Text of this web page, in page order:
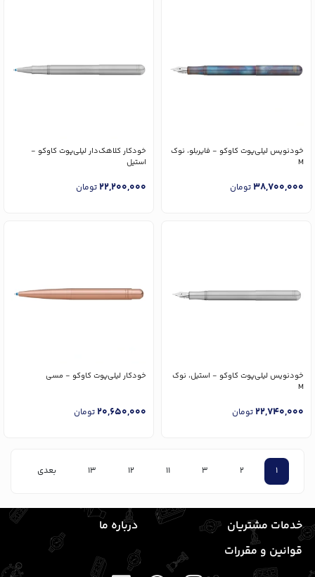
خودنویس لیلی‌پوت کاوکو - فایربلو، نوک
M
38,700,000تومان
خودکار کلاهک‌دار لیلی‌پوت کاوکو -
استیل
22,200,000تومان
خودنویس لیلی‌پوت کاوکو - استیل، نوک
M
22,740,000تومان
خودکار لیلی‌پوت کاوکو - مسی
20,650,000تومان
1
2
3
11
12
13 بعدی
خدمات مشتریان
درباره ما
قوانین و مقررات